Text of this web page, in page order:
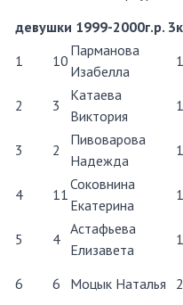
девушки 1999-2000г.р.
1
10
Парманова
Изабелла
2
3
Катаева
Виктория
3
2
Пивоварова
Надежда
4
11
Соковнина
Екатерина
5 4
Астафьева
Елизавета
6
6 Моцык Наталья